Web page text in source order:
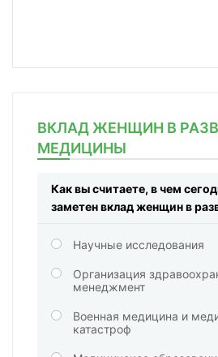
ВКЛАД ЖЕНЩИН В
МЕДИЦИНЫ
Как вы считаете, в чем
заметен вклад женщин в
Научные исследования
Организация
менеджмент
Военная медицина и
катастроф